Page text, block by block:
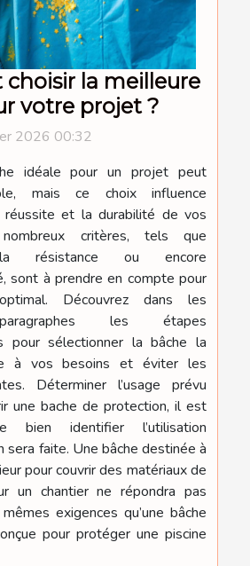
la meilleure
votre projet ?
2026 00:32
idéale pour un projet peut
mais ce choix influence
réussite et la durabilité de vos
critères, tels que
la résistance ou encore
sont à prendre en compte pour
Découvrez dans les
les étapes
pour sélectionner la bâche la
à vos besoins et éviter les
Déterminer l’usage prévu
une bache de protection, il est
bien identifier l’utilisation
sera faite. Une bâche destinée à
pour couvrir des matériaux de
un chantier ne répondra pas
exigences qu’une bâche
pour protéger une piscine